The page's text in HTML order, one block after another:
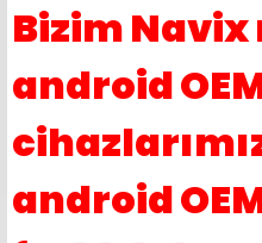
Bizim
android
android